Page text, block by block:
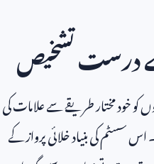
درست تشخیص
کو خود مختار طریقے سے علامات کی
سسٹم کی بنیاد خلائی پرواز کے